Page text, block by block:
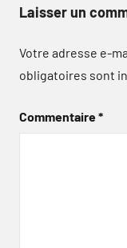
Laisser un
Votre adresse e-
obligatoires sont
Commentaire*